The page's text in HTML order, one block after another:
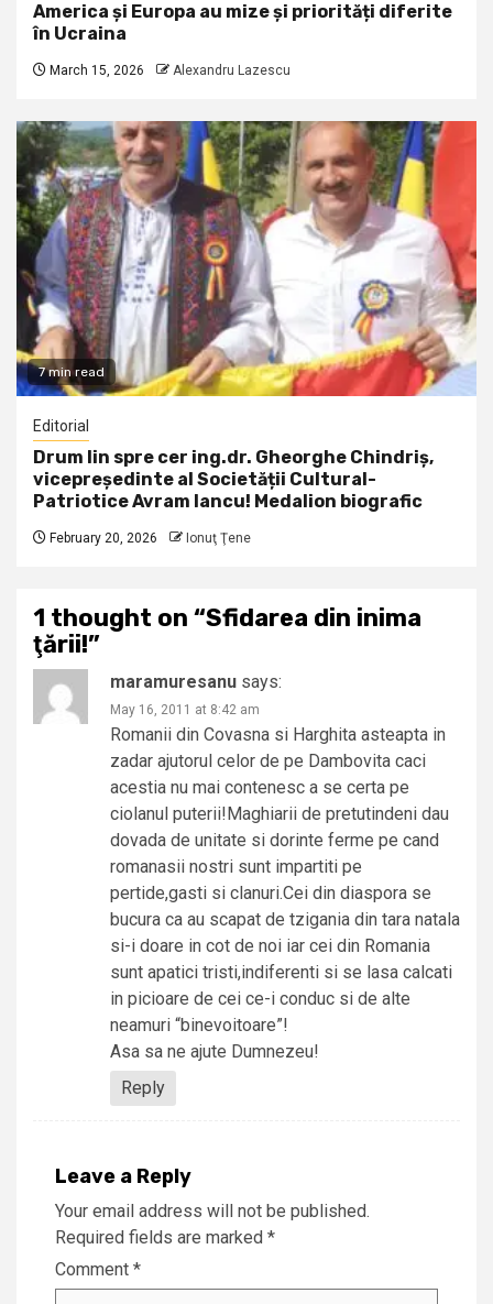
America și Europa au mize și priorități diferite
în Ucraina
March 15, 2026 Alexandru Lazescu
7 min read
Editorial
Drum lin spre cer ing.dr. Gheorghe Chindriș,
vicepreședinte al Societății Cultural-
Patriotice Avram Iancu! Medalion biografic
February 20, 2026 Ionuţ Ţene
1 thought on “Sfidarea din inima
ţării!”
maramuresanu says:
May 16, 2011 at 8:42 am
Romanii din Covasna si Harghita asteapta in
zadar ajutorul celor de pe Dambovita caci
acestia nu mai contenesc a se certa pe
ciolanul puterii!Maghiarii de pretutindeni dau
dovada de unitate si dorinte ferme pe cand
romanasii nostri sunt impartiti pe
pertide,gasti si clanuri.Cei din diaspora se
bucura ca au scapat de tzigania din tara natala
si-i doare in cot de noi iar cei din Romania
sunt apatici tristi,indiferenti si se lasa calcati
in picioare de cei ce-i conduc si de alte
neamuri “binevoitoare”!
Asa sa ne ajute Dumnezeu!
Reply
Leave a Reply
Your email address will not be published.
Required fields are marked *
Comment *